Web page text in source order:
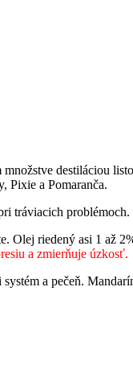
destiláciou
Pixie a Pomaranča.
tráviacich problémoch.
Olej riedený asi 1 až
a zmierňuje úzkosť.
a pečeň.